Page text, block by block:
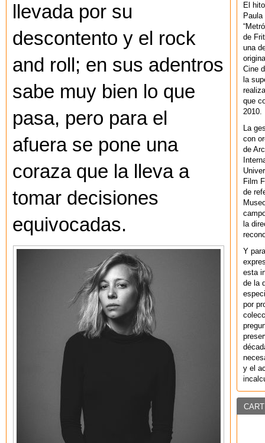
llevada por su
descontento y el rock
and roll; en sus adentros
sabe muy bien lo que
pasa, pero para el
afuera se pone una
coraza que la lleva a
tomar decisiones
equivocadas.
El
de
una
Cine
la
que
2010.
La
con
de
Film
de
la
Y
esta
de la
por
y el